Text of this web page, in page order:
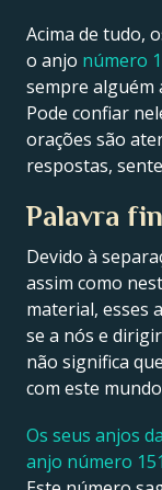
Acima de tudo,
o anjo número
sempre alguém
Pode confiar
orações são
respostas,
Palavra
Devido à
assim como
material, esses
se a nós e
não significa
com este
Os seus anjos
anjo número